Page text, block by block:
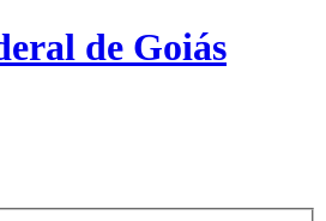
de Goiás